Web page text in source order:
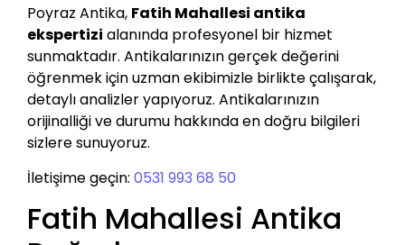
Poyraz Antika, Fatih Mahallesi antika
ekspertizi alanında profesyonel bir hizmet
sunmaktadır. Antikalarınızın gerçek değerini
öğrenmek için uzman ekibimizle birlikte çalışarak,
detaylı analizler yapıyoruz. Antikalarınızın
orijinalliği ve durumu hakkında en doğru bilgileri
sizlere sunuyoruz.
İletişime geçin: 0531 993 68 50
Fatih Mahallesi Antika